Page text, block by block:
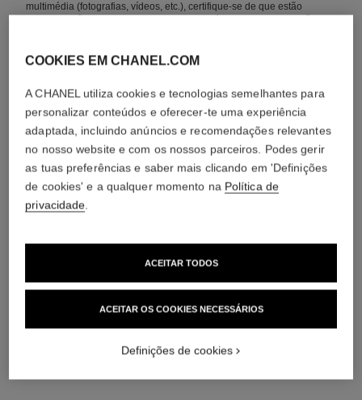
multimédia (fotografias, vídeos, etc.), certifique-se de que estão
quaisquer conteúdos que violem os costumes locais ou que não
Concordo que as informações fornecidas acima podem ser
mantidas e utilizadas de acordo com a
Política de
Privacidadee os Termos de Usopublicados neste site.
COOKIES EM CHANEL.COM
A CHANEL utiliza cookies e tecnologias semelhantes para
personalizar conteúdos e oferecer-te uma experiência
adaptada, incluindo anúncios e recomendações relevantes
no nosso website e com os nossos parceiros. Podes gerir
as tuas preferências e saber mais clicando em 'Definições
de cookies' e a qualquer momento na Política de
privacidade
ACEITAR OS COOKIES NECESSÁRIOS
ACEITAR TODOS
Definições de cookies